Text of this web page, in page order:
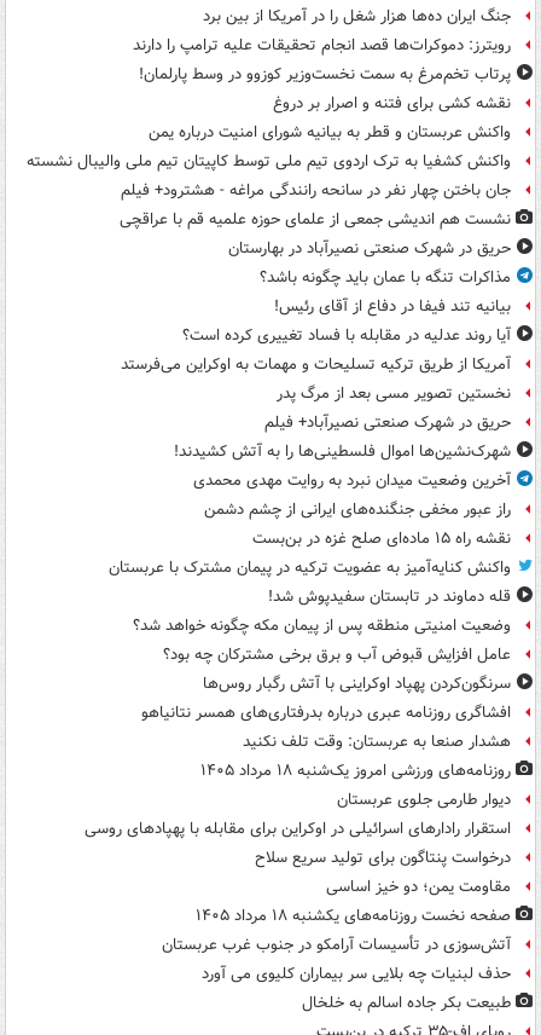
جنگ ایران ده‌ها هزار شغل را در آمریکا از بین برد
رویترز: دموکرات‌ها قصد انجام تحقیقات علیه ترامپ را دارند
پرتاب تخم‌مرغ به سمت نخست‌وزیر کوزوو در وسط پارلمان!
نقشه کشی برای فتنه و اصرار بر دروغ
واکنش عربستان و قطر به بیانیه شورای امنیت درباره یمن
واکنش کشفیا به ترک اردوی تیم ملی توسط کاپیتان تیم ملی والیبال نشسته
جان باختن چهار نفر در سانحه رانندگی مراغه - هشترود+ فیلم
نشست هم اندیشی جمعی از علمای حوزه علمیه قم با عراقچی
حریق در شهرک صنعتی نصیرآباد در بهارستان
مذاکرات تنگه با عمان باید چگونه باشد؟
بیانیه تند فیفا در دفاع از آقای رئیس!
آیا روند عدلیه در مقابله با فساد تغییری کرده است؟
آمریکا از طریق ترکیه تسلیحات و مهمات به اوکراین می‌فرستد
نخستین تصویر مسی بعد از مرگ پدر
حریق در شهرک صنعتی نصیرآباد+ فیلم
شهرک‌نشین‌ها اموال فلسطینی‌ها را به آتش کشیدند!
آخرین وضعیت میدان نبرد به روایت مهدی محمدی
راز عبور مخفی جنگنده‌های ایرانی از چشم دشمن
نقشه راه ۱۵ ماده‌ای صلح غزه در بن‌بست
واکنش کنایه‌آمیز به عضویت ترکیه در پیمان مشترک با عربستان
قله دماوند در تابستان سفیدپوش شد!
وضعیت امنیتی منطقه پس از پیمان مکه چگونه خواهد شد؟
عامل افزایش قبوض آب و برق برخی مشترکان چه بود؟
سرنگون‌کردن پهپاد اوکراینی با آتش رگبار روس‌ها
افشاگری روزنامه عبری درباره بدرفتاری‌های همسر نتانیاهو
هشدار صنعا به عربستان: وقت تلف نکنید
روزنامه‌های ورزشی امروز یک‌شنبه ۱۸ مرداد ۱۴۰۵
دیوار طارمی جلوی عربستان
استقرار رادارهای اسرائیلی در اوکراین برای مقابله با پهپادهای روسی
درخواست پنتاگون برای تولید سریع سلاح
مقاومت یمن؛ دو خیز اساسی
صفحه نخست روزنامه‌های یکشنبه ۱۸ مرداد ۱۴۰۵
آتش‌سوزی در تأسیسات آرامکو در جنوب غرب عربستان
حذف لبنیات چه بلایی سر بیماران کلیوی می آورد
طبیعت بکر جاده اسالم به خلخال